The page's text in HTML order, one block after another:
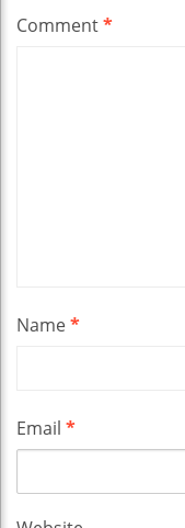
Comment*
Name*
Email *